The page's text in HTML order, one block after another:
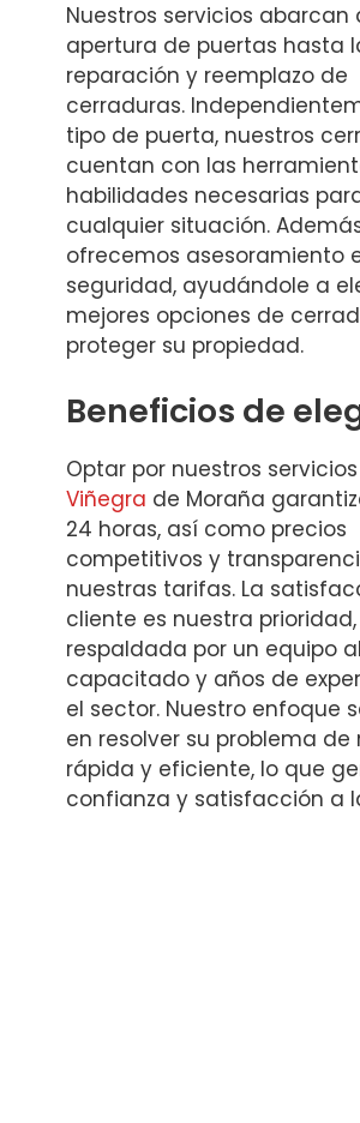
Nuestros servicios abarcan
apertura de puertas hasta
reparación y reemplazo de
cerraduras.
tipo de puerta, nuestros
cuentan con las
habilidades necesarias
cualquier situación.
ofrecemos asesoramiento
seguridad, ayudándole a
mejores opciones de
proteger su propiedad.
Beneficios de
Optar por nuestros
Viñegra de Moraña
24 horas, así como precios
competitivos y
nuestras tarifas. La
cliente es nuestra prioridad,
respaldada por un equipo
capacitado y años de
el sector. Nuestro enfoque
en resolver su problema de
rápida y eficiente, lo que
confianza y satisfacción a